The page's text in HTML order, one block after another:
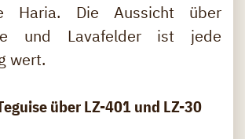
Haria. Die Aussicht über
und Lavafelder ist jede
wert.
über LZ-401 und LZ-30